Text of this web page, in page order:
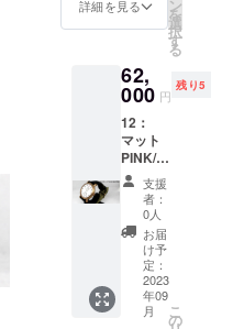
ド色.ピ
ンク
材：時
計本体/
ティー
ル
キャリ
ング
ケース/
合皮 ・
カラー
展開：
文字盤/
白.黒
時計本
体/ステ
ンレス
色.イエ
・商品
直径4.5
ｃｍ
ーズ含
まず）×
厚み1ｃ
ｍ×ラグ
幅2.2ｃ
ｍ ：
キャリ
ング
ケース/
横37ｃ
ｍ×縦28
ｃｍ×厚
ト、ス
トラッ
４．製
作マ
ニュア
ル
５．す
べてを
収める
キャ
リー
バッグ
てキッ
内容
１．必
要な工
具一
式
２.
機械式
手巻
ムーブ
メン
ト
３．時
計ケー
詳細を見る ン
を
選
択
す
る
62,
000 円
残り5
12：
マット
PINK/白
文字盤
【定価
67000
円から
5000円
引き】
・商品
ジャン
ル（手
支援
者：
0人
お届
け予
定：
2023
年09
月
こ
の